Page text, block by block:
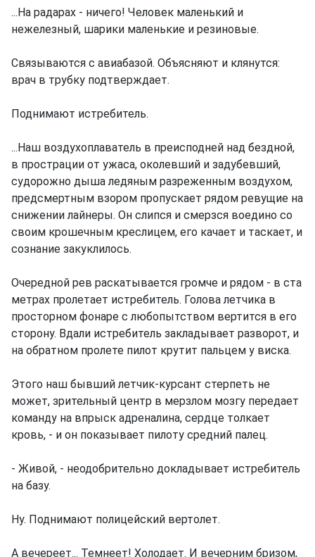
...На радарах - ничего! Человек маленький и
нежелезный, шарики маленькие и резиновые.
Связываются с авиабазой. Объясняют и клянутся:
врач в трубку подтверждает.
Поднимают истребитель.
...Наш воздухоплаватель в преисподней над бездной,
в прострации от ужаса, околевший и задубевший,
судорожно дыша ледяным разреженным воздухом,
предсмертным взором пропускает рядом ревущие на
снижении лайнеры. Он слипся и смерзся воедино со
своим крошечным креслицем, его качает и таскает, и
сознание закуклилось.
Очередной рев раскатывается громче и рядом - в ста
метрах пролетает истребитель. Голова летчика в
просторном фонаре с любопытством вертится в его
сторону. Вдали истребитель закладывает разворот, и
на обратном пролете пилот крутит пальцем у виска.
Этого наш бывший летчик-курсант стерпеть не
может, зрительный центр в мерзлом мозгу передает
команду на впрыск адреналина, сердце толкает
кровь, - и он показывает пилоту средний палец.
- Живой, - неодобрительно докладывает истребитель
на базу.
Ну. Поднимают полицейский вертолет.
А вечереет... Темнеет! Холодает. И вечерним бризом,